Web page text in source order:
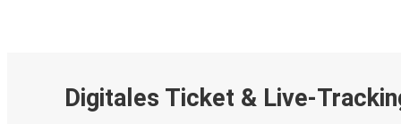
Digitales Ticket & Live-